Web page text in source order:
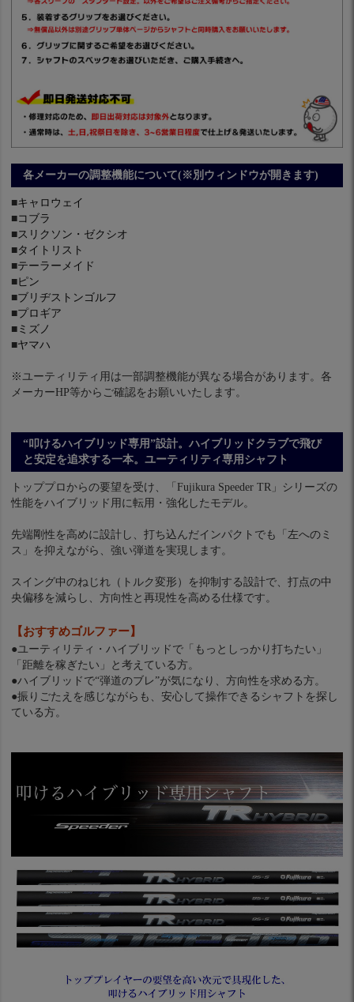
各メーカーの調整機能について(※別ウィンドウが開きます)
■キャロウェイ
■コブラ
■スリクソン・ゼクシオ
■タイトリスト
■テーラーメイド
■ ピン
■ブリヂストンゴルフ
■プロギア
■ ミズノ
■ヤマハ
※ユーティリティ用は一部調整機能が異なる場合があります。各
メーカーHP等からご確認をお願いいたします。
“叩けるハイブリッド専用”設計。ハイブリッドクラブで飛び
と安定を追求する一本。ユーティリティ専用シャフト
トッププロからの要望を受け、「Fujikura Speeder TR」シリーズの
性能をハイブリッド用に転用・強化したモデル。
先端剛性を高めに設計し、打ち込んだインパクトでも「左へのミ
ス」を抑えながら、強い弾道を実現します。
スイング中のねじれ（トルク変形）を抑制する設計で、打点の中
央偏移を減らし、方向性と再現性を高める仕様です。
【おすすめゴルファー】
●ユーティリティ・ハイブリッドで「もっとしっかり打ちたい」
「距離を稼ぎたい」と考えている方。
●ハイブリッドで“弾道のブレ”が気になり、方向性を求める方。
●振りごたえを感じながらも、安心して操作できるシャフトを探し
ている方。